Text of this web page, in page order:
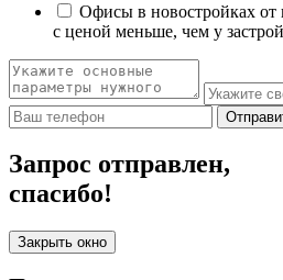
Офисы в новостройках от
с ценой меньше, чем у
Запрос отправлен,
спасибо!
Закрыть окно